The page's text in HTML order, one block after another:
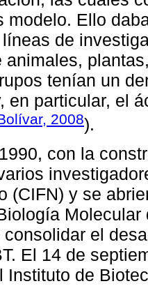
modelo. Ello
de
animales,
tenían un
en particular, el
2008).
con la
(CIFN) y se
el
El 14 de
Instituto de